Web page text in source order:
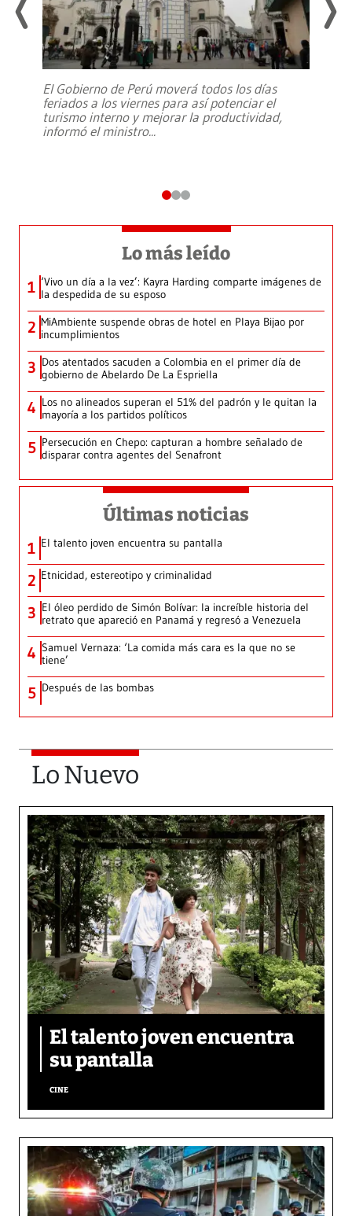
El Gobierno de Perú moverá todos los días
feriados a los viernes para así potenciar el
turismo interno y mejorar la productividad,
informó el ministro...
Lo más leído
1 ‘Vivo un día a la vez’: Kayra Harding comparte imágenes de
la despedida de su esposo
2 MiAmbiente suspende obras de hotel en Playa Bijao por
incumplimientos
3 Dos atentados sacuden a Colombia en el primer día de
gobierno de Abelardo De La Espriella
4 Los no alineados superan el 51% del padrón y le quitan la
mayoría a los partidos políticos
5 Persecución en Chepo: capturan a hombre señalado de
disparar contra agentes del Senafront
Últimas noticias
1 El talento joven encuentra su pantalla​
2 Etnicidad, estereotipo y criminalidad
3 El óleo perdido de Simón Bolívar: la increíble historia del
retrato que apareció en Panamá y regresó a Venezuela
4 Samuel Vernaza: ‘La comida más cara es la que no se
tiene’
5 Después de las bombas
Lo Nuevo
El talento joven encuentra
su pantalla​
CINE